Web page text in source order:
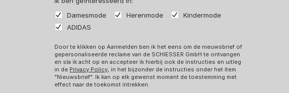
Damesmode
Herenmode
Kindermode
ADIDAS
Door te klikken op Aanmelden ben ik het eens om de nieuwsbrief of
gepersonaliseerde reclame van de SCHIESSER GmbH te ontvangen
en sla ik acht op en accepteer ik hierbij ook de instructies en uitleg
in de Privacy Policy, in het bijzonder de instructies onder het item
"Nieuwsbrief". Ik kan op elk gewenst moment de toestemming met
effect naar de toekomst intrekken.